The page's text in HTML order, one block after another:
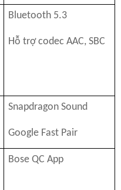
Bluetooth 5.3
Hỗ trợ codec AAC, SBC
Snapdragon Sound
Google Fast Pair
Bose QC App